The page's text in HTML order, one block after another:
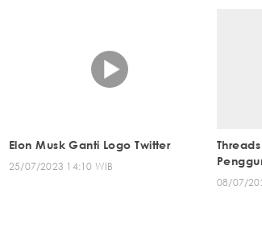
Elon Musk Ganti Logo Twitter
25/07/2023 14:10 WIB
08/07/